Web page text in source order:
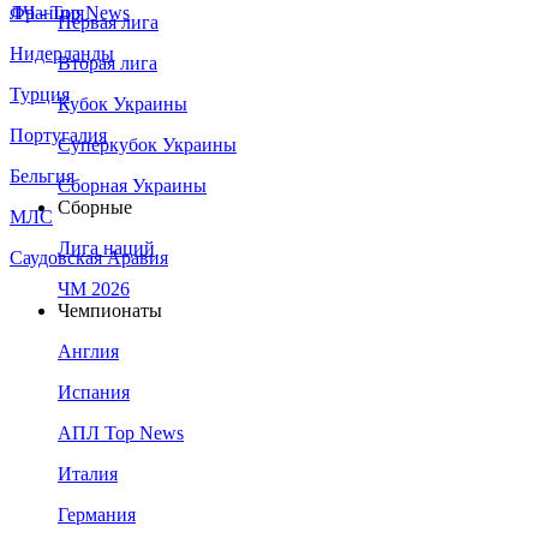
Франция
Нидерланды
Турция
Португалия
Бельгия
МЛС
Саудовская Аравия
ЛЧ - Top News
Первая лига
Вторая лига
Кубок Украины
Суперкубок Украины
Сборная Украины
Сборные
Лига наций
ЧМ 2026
Чемпионаты
Англия
Испания
АПЛ Top News
Италия
Германия